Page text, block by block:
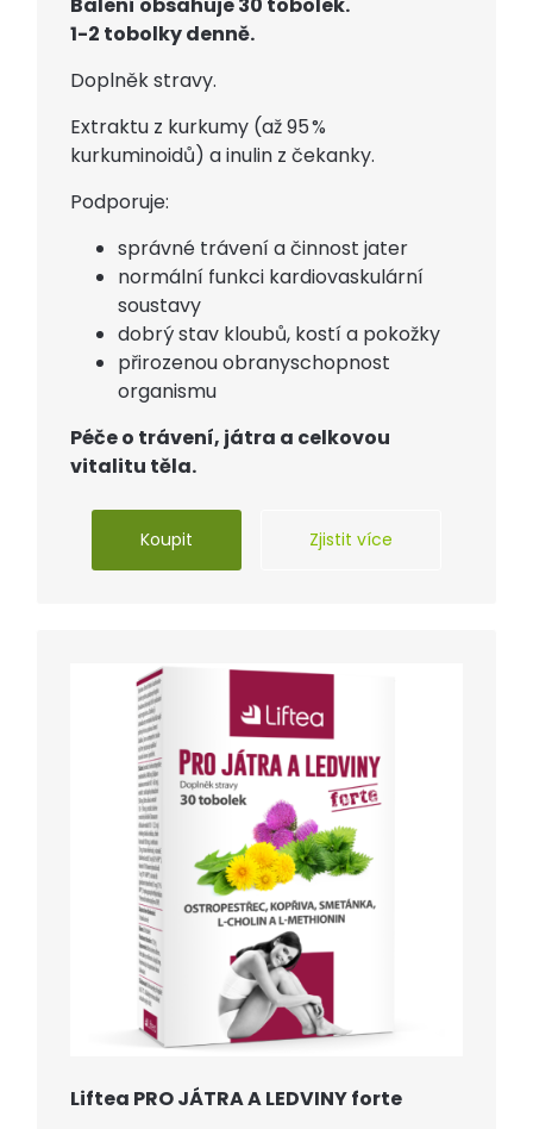
1-2 tobolky denně.
Doplněk stravy.
Extraktu z kurkumy (až 95 %
kurkuminoidů) a inulin z čekanky.
Podporuje:
správné trávení a činnost jater
normální funkci kardiovaskulární
soustavy
dobrý stav kloubů, kostí a pokožky
přirozenou obranyschopnost
organismu
Péče o trávení, játra a celkovou
vitalitu těla.
Koupit Zjistit více
Liftea PRO JÁTRA A LEDVINY forte